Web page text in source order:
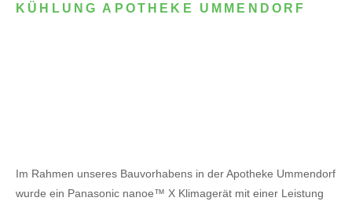
KÜHLUNG APOTHEKE UMMENDORF
Im Rahmen unseres Bauvorhabens in der Apotheke Ummendorf
wurde ein Panasonic nanoe™ X Klimagerät mit einer Leistung